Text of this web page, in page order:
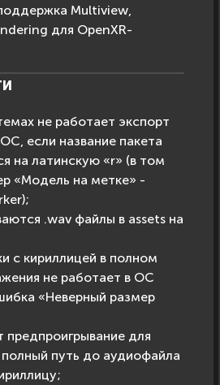
Multiview,
для OpenXR-
не работает экспорт
если название пакета
на латинскую «r» (в том
«Модель на метке» -
.wav файлы в assets на
с кириллицей в полном
не работает в ОС
«Неверный размер
предпроигрывание для
путь до аудиофайла